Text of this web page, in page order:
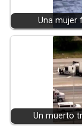
Una mujer
Un muerto